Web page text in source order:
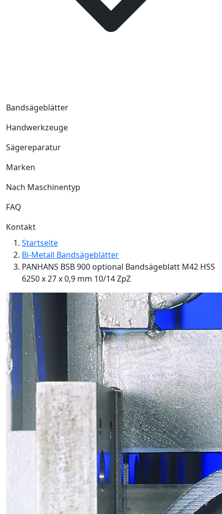
Bandsägeblätter
Handwerkzeuge
Sägereparatur
Marken
Nach Maschinentyp
FAQ
Kontakt
Startseite
Bi-Metall Bandsägeblätter
PANHANS BSB 900 optional Bandsägeblatt M42 HSS
6250 x 27 x 0,9 mm 10/14 ZpZ